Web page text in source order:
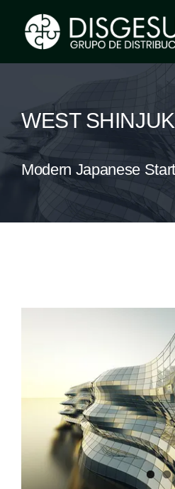
Grupo Disgesur
Servicios
Área Clientes
WEST
Modern Japanese